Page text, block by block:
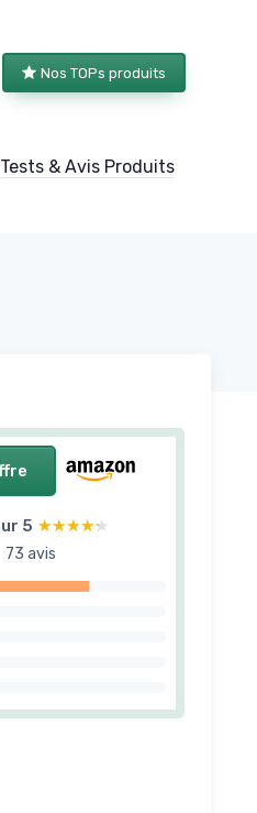
Nos TOPs produits
Tests & Avis Produits
5 ★★★★★
★★★★★
73 avis